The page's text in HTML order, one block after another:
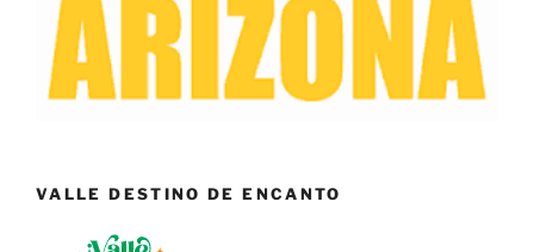
VALLE DESTINO DE ENCANTO